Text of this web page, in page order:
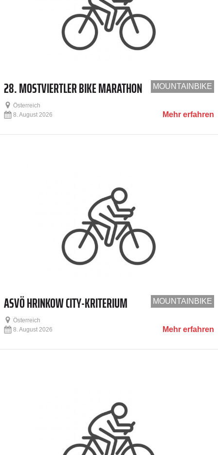
MOUNTAINBIKE
28. MOSTVIERTLER BIKE MARATHON
Österreich
Mehr erfahren
8. August 2026
MOUNTAINBIKE
ASVÖ HRINKOW CITY-KRITERIUM
Österreich
Mehr erfahren
8. August 2026